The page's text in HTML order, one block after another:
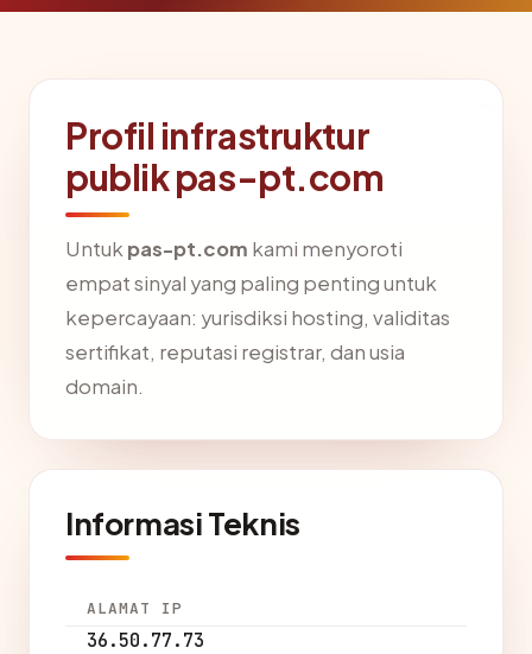
Profil infrastruktur
publik pas-pt.com
Untuk pas-pt.com kami menyoroti
empat sinyal yang paling penting untuk
kepercayaan: yurisdiksi hosting, validitas
sertifikat, reputasi registrar, dan usia
domain.
Informasi Teknis
ALAMAT IP
36.50.77.73